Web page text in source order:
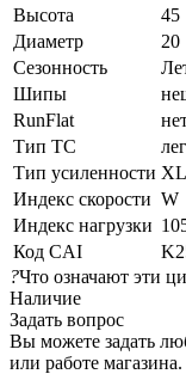
Высота
45
Диаметр
20
Сезонность
Шипы
RunFlat
Тип ТС
Тип усиленности XL
Индекс скорости W
Индекс нагрузки
Код CAI
?Что означают эти
Наличие
Задать вопрос
Вы можете задать
или работе магазина.